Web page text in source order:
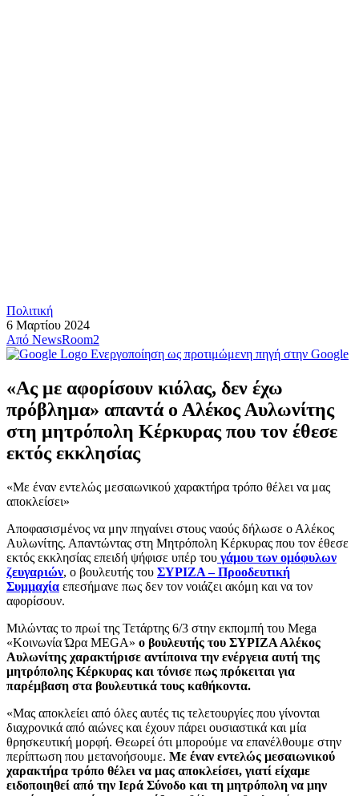
Πολιτική
6 Μαρτίου 2024
Από NewsRoom2
Ενεργοποίηση ως προτιμώμενη πηγή στην Google
«Ας με αφορίσουν κιόλας, δεν έχω
πρόβλημα» απαντά ο Αλέκος Αυλωνίτης
στη μητρόπολη Κέρκυρας που τον έθεσε
εκτός εκκλησίας
«Με έναν εντελώς μεσαιωνικού χαρακτήρα τρόπο θέλει να μας
αποκλείσει»
Αποφασισμένος να μην πηγαίνει στους ναούς δήλωσε ο Αλέκος
Αυλωνίτης. Απαντώντας στη Μητρόπολη Κέρκυρας που τον έθεσε
εκτός εκκλησίας επειδή ψήφισε υπέρ του γάμου των ομόφυλων
ζευγαριών, ο βουλευτής του ΣΥΡΙΖΑ – Προοδευτική
Συμμαχία επεσήμανε πως δεν τον νοιάζει ακόμη και να τον
αφορίσουν.
Μιλώντας το πρωί της Τετάρτης 6/3 στην εκπομπή του Mega
«Κοινωνία Ώρα MEGA» ο βουλευτής του ΣΥΡΙΖΑ Αλέκος
Αυλωνίτης χαρακτήρισε αντίποινα την ενέργεια αυτή της
μητρόπολης Κέρκυρας και τόνισε πως πρόκειται για
παρέμβαση στα βουλευτικά τους καθήκοντα.
«Μας αποκλείει από όλες αυτές τις τελετουργίες που γίνονται
διαχρονικά από αιώνες και έχουν πάρει ουσιαστικά και μία
θρησκευτική μορφή. Θεωρεί ότι μπορούμε να επανέλθουμε στην
περίπτωση που μετανοήσουμε. Με έναν εντελώς μεσαιωνικού
χαρακτήρα τρόπο θέλει να μας αποκλείσει, γιατί είχαμε
ειδοποιηθεί από την Ιερά Σύνοδο και τη μητρόπολη να μην